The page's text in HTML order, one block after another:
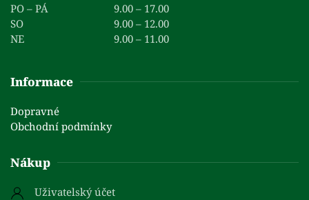
PO – PÁ
9.00 – 17.00
SO
9.00 – 12.00
NE
9.00 – 11.00
Informace
Dopravné
Obchodní podmínky
Nákup
Uživatelský účet